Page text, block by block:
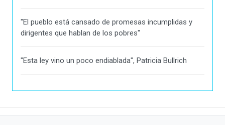
"El pueblo está cansado de promesas incumplidas y
dirigentes que hablan de los pobres"
"Esta ley vino un poco endiablada", Patricia Bullrich